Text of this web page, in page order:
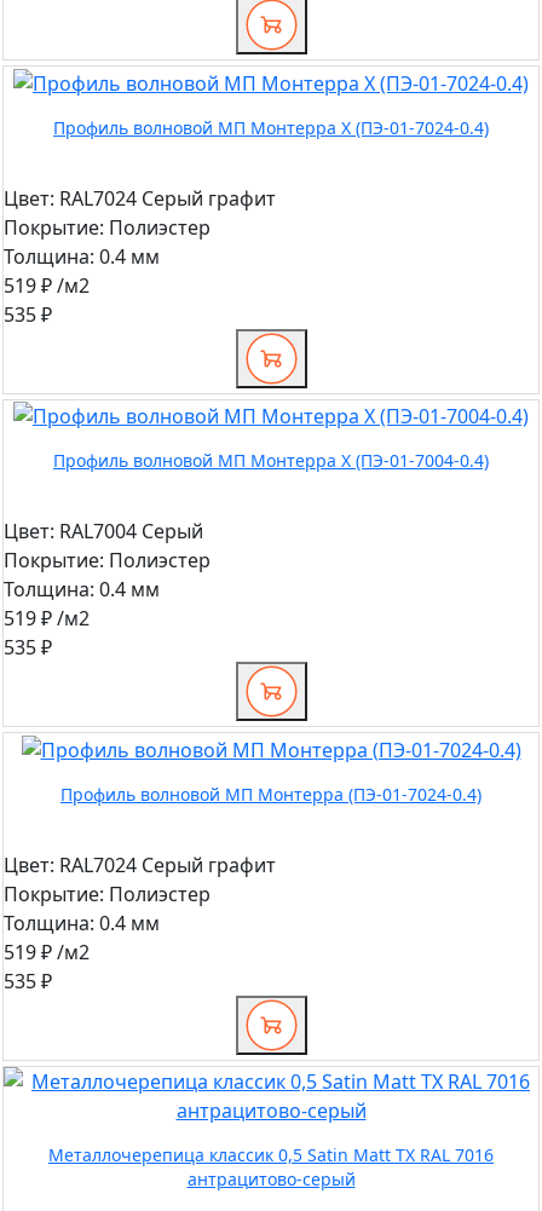
Профиль волновой МП Монтерра X (ПЭ-01-7024-0.4)
Цвет: RAL7024 Серый графит
Покрытие: Полиэстер
Толщина: 0.4 мм
519 ₽/м2
535 ₽
Профиль волновой МП Монтерра X (ПЭ-01-7004-0.4)
Цвет: RAL7004 Серый
Покрытие: Полиэстер
Толщина: 0.4 мм
519 ₽/м2
535 ₽
Профиль волновой МП Монтерра (ПЭ-01-7024-0.4)
Цвет: RAL7024 Серый графит
Покрытие: Полиэстер
Толщина: 0.4 мм
519 ₽/м2
535 ₽
Металлочерепица классик 0,5 Satin Matt TX RAL 7016
антрацитово-серый